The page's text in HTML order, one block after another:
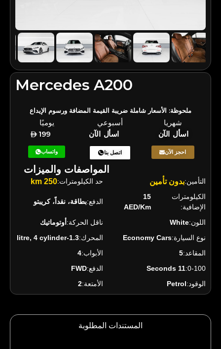
Mercedes A200
ملحوظة: الأسعار شاملة ضريبة القيمة المضافة ورسوم الإيداع
يوميًا أسبوعي
شهريا
199
اسأل الآن اسأل الآن
واتساب اتصل بنا احجز الآن
المواصفات والميزات
التأمين:بدون تأمين حد الكيلومترات:250 km
الكيلومترات
الإضافية:
15
AED/Km
الدفع:بطاقة، نقداً، كريبتو
اللون:White ناقل الحركة: أوتوماتيك
نوع السيارة:Economy Cars المحرك:1.3-litre, 4 cylinder
المقاعد:5 الأبواب:4
0-100:
11 Seconds الدفع:FWD
الوقود:Petrol الأمتعة:2
المستندات المطلوبة